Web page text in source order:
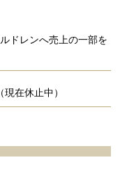
ドレンへ売上の一部を
在休止中）